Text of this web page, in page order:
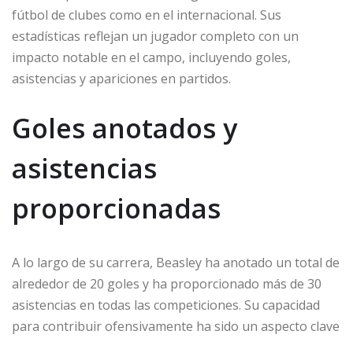
fútbol de clubes como en el internacional. Sus
estadísticas reflejan un jugador completo con un
impacto notable en el campo, incluyendo goles,
asistencias y apariciones en partidos.
Goles anotados y
asistencias
proporcionadas
A lo largo de su carrera, Beasley ha anotado un total de
alrededor de 20 goles y ha proporcionado más de 30
asistencias en todas las competiciones. Su capacidad
para contribuir ofensivamente ha sido un aspecto clave